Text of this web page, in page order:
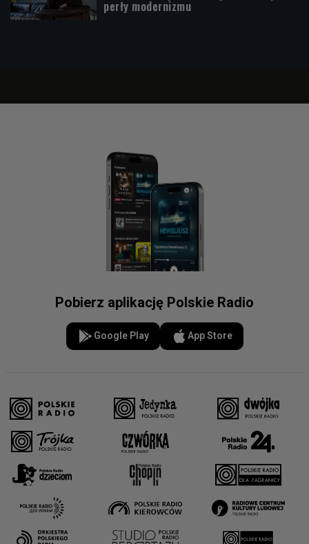
perły modernizmu
Pobierz aplikację Polskie Radio
Google Play App Store